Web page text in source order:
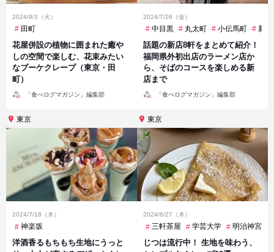
2024/9/3（火）
田町
花屋併設の植物に囲まれた癒や
しの空間で楽しむ、花束みたい
なブーケクレープ（東京・田
町）
「食べログマガジン」編集部
2024/7/26（金）
中目黒 丸太町 小伝馬町 新
話題の新店8軒をまとめて紹介！
福岡県外初出店のラーメン店か
ら、そばのコースを楽しめる新
店まで
「食べログマガジン」編集部
東京
2024/7/18（木）
神楽坂
洋酒香るもちもち生地にうっと
東京
2024/6/27（木）
三軒茶屋 学芸大学 明治神宮前
じつは流行中！ 生地を味わう、